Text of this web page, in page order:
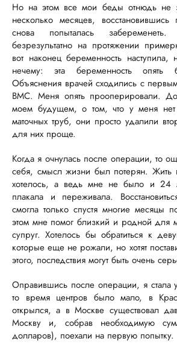
Но на этом все мои беды отнюдь не
несколько месяцев,
снова попыталась
безрезультатно на протяжении
вот наконец беременность наступила,
нечему: эта беременность опять
Объяснения врачей сходились с
ВМС. Меня опять прооперировали.
моем будущем, о том, что у меня
маточных труб, они просто удалили
для них проще.
Когда я очнулась после операции, то
себя, смысл жизни был потерян. Жить
хотелось, а ведь мне не было и 24
плакала и переживала.
смогла только спустя многие месяцы
этом мне помог близкий и родной для
супруг. Хотелось бы обратиться к
которые еще не рожали, но хотят
этого, последствия могут быть очень
Оправившись после операции, я стала
то время центров было мало, в
открылся, а в Москве существовал
Москву и, собрав необходимую
долларов), поехали на первую попытку.